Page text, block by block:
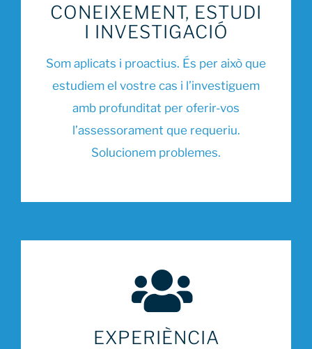
CONEIXEMENT, ESTUDI
I INVESTIGACIÓ
Som aplicats i proactius. És per això que
estudiem el vostre cas i l’investiguem
amb profunditat per oferir-vos
l’assessorament que requeriu.
Solucionem problemes.
EXPERIÈNCIA